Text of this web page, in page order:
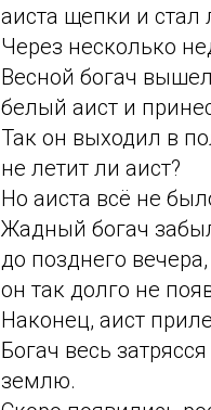
аиста щепки и стал
Через несколько
Весной богач
белый аист и
Так он выходил в
не летит ли аист?
Но аиста всё не
Жадный богач
до позднего
он так долго не
Наконец, аист
Богач весь
землю.